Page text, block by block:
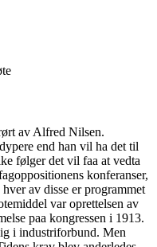
av Alfred Nilsen.
end han vil ha det til
følger det vil faa at vedta
konferanser,
av disse er programmet
var oprettelsen av
paa kongressen i 1913.
i industriforbund. Men